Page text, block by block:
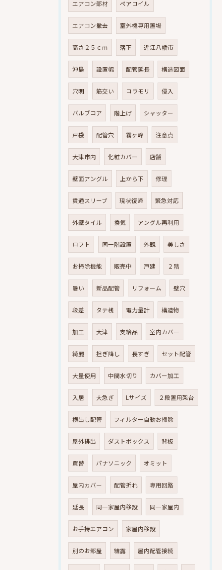
エアコン部材 ペアコイル
エアコン撤去 室外機専用置場
高さ２５ｃｍ 落下 近江八幡市
沖島 設置幅 配管延長 構造図面
穴明 筋交い コウモリ 侵入
バルブコア 階上げ シャッター
戸袋 配管穴 霧ヶ峰 注意点
大津市内 化粧カバー 店舗
壁面アングル 上から下 修理
貫通スリーブ 現状復帰 緊急対応
外壁タイル 換気 アングル再利用
ロフト 同一階設置 外観 美しさ
お掃除機能 販売中 戸建 ２階
暑い 新品配管 リフォーム 壁穴
段差 タテ桟 電力量計 構造物
加工 大津 支給品 室内カバー
綺麗 担ぎ降し 長すぎ セット配管
大量使用 中間水切り カバー加工
入居 大急ぎ Lサイズ ２段置用架台
横出し配管 フィルター自動お掃除
屋外排出 ダストボックス 背板
買替 パナソニック オミット
屋内カバー 配管折れ 専用回路
延長 同一家屋内移設 同一家屋内
お手持エアコン 家屋内移設
別のお部屋 結露 屋内配管接続